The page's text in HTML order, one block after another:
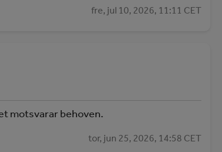
fre, jul 10, 2026, 11:11 CET
motsvarar behoven.
tor, jun 25, 2026, 14:58 CET